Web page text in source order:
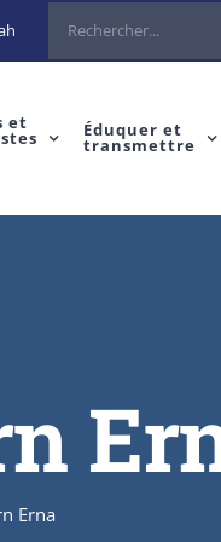
Rechercher
et Éduquer et
transmettre
Erna